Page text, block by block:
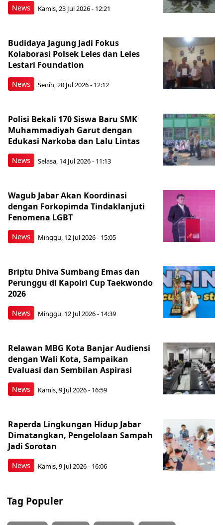
News Kamis, 23 Jul 2026 - 12:21
News
Budidaya Jagung Jadi Fokus
Kolaborasi Polsek Leles dan Leles
Lestari Foundation
Senin, 20 Jul 2026 - 12:12
News
Polisi Bekali 170 Siswa Baru SMK
Muhammadiyah Garut dengan
Edukasi Narkoba dan Lalu Lintas
Selasa, 14 Jul 2026 - 11:13
News
Wagub Jabar Akan Koordinasi
dengan Forkopimda Tindaklanjuti
Fenomena LGBT
Minggu, 12 Jul 2026 - 15:05
News
Briptu Dhiva Sumbang Emas dan
Perunggu di Kapolri Cup Taekwondo
2026
Minggu, 12 Jul 2026 - 14:39
News
Relawan MBG Kota Banjar Audiensi
dengan Wali Kota, Sampaikan
Evaluasi dan Sembilan Aspirasi
Kamis, 9 Jul 2026 - 16:59
News
Raperda Lingkungan Hidup Jabar
Dimatangkan, Pengelolaan Sampah
Jadi Sorotan
Kamis, 9 Jul 2026 - 16:06
Tag Populer